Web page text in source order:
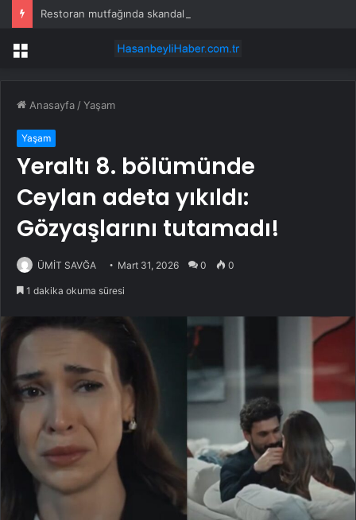
Menü
Anasayfa /Yaşam
Yaşam
Yeraltı 8. bölümünde
Ceylan adeta yıkıldı:
Gözyaşlarını tutamadı!
ÜMİT SAVĞA Mart 31, 2026 0 0
1 dakika okuma süresi